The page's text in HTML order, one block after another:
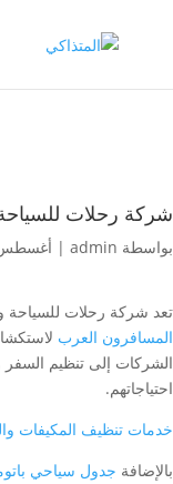
شركة رحلات
بواسطة admin
| أغسطس 17,
تعد شركة رحلات للسياحة
المسافرون العرب
الشركات إلى تنظيم
احتياجاتهم.
خدمات تنظيف المكيفات
بالإضافة جدول سياحي